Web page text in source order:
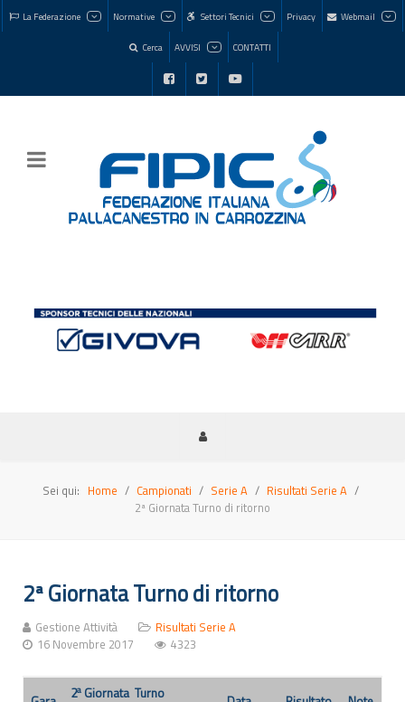
La Federazione Normative Settori Tecnici Privacy Webmail
Cerca AVVISI CONTATTI
Sei qui: Home Campionati Serie A
Risultati Serie A
2ª Giornata Turno di ritorno
2ª Giornata Turno di ritorno
Gestione Attività
Risultati Serie A
16 Novembre 2017
4323
2a Giornata Turno